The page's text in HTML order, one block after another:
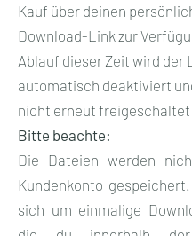
Kauf über deinen
Download-Link zur
Ablauf dieser Zeit wird der
automatisch deaktiviert
nicht erneut freigeschaltet
Bitte beachte:
Die Dateien werden
Kundenkonto
sich um einmalige